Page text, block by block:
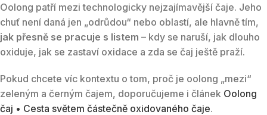
Oolong patří mezi technologicky nejzajímavější čaje. Jeho
chuť není daná jen „odrůdou“ nebo oblastí, ale hlavně tím,
jak přesně se pracuje s listem – kdy se naruší, jak dlouho
oxiduje, jak se zastaví oxidace a zda se čaj ještě praží.
Pokud chcete víc kontextu o tom, proč je oolong „mezi“
zeleným a černým čajem, doporučujeme i článek Oolong
čaj • Cesta světem částečně oxidovaného čaje.